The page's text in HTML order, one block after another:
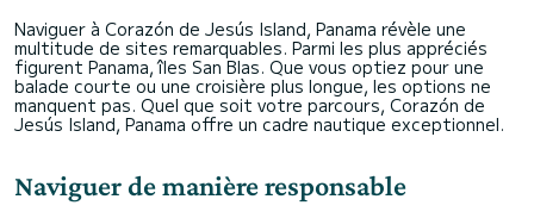
Naviguer à Corazón de Jesús Island, Panama révèle une
multitude de sites remarquables. Parmi les plus appréciés
figurent Panama, îles San Blas. Que vous optiez pour une
balade courte ou une croisière plus longue, les options ne
manquent pas. Quel que soit votre parcours, Corazón de
Jesús Island, Panama offre un cadre nautique exceptionnel.
Naviguer de manière responsable